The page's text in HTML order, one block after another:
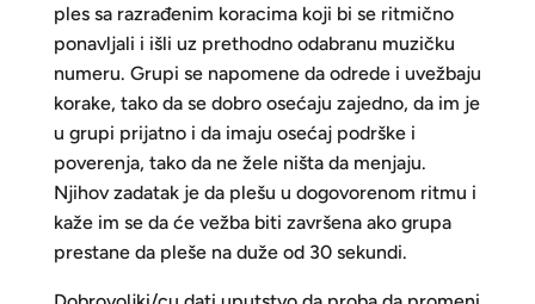
ples sa razrađenim koracima koji bi se ritmično
ponavljali i išli uz prethodno odabranu muzičku
numeru. Grupi se napomene da odrede i uvežbaju
korake, tako da se dobro osećaju zajedno, da im je
u grupi prijatno i da imaju osećaj podrške i
poverenja, tako da ne žele ništa da menjaju.
Njihov zadatak je da plešu u dogovorenom ritmu i
kaže im se da će vežba biti završena ako grupa
prestane da pleše na duže od 30 sekundi.